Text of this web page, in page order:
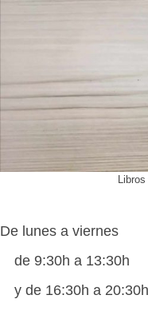
De lunes a viernes
de 9:30h a 13:30h
y de 16:30h a 20:30h